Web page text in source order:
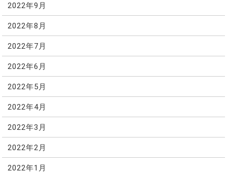
2022年9月
2022年8月
2022年7月
2022年6月
2022年5月
2022年4月
2022年3月
2022年2月
2022年1月